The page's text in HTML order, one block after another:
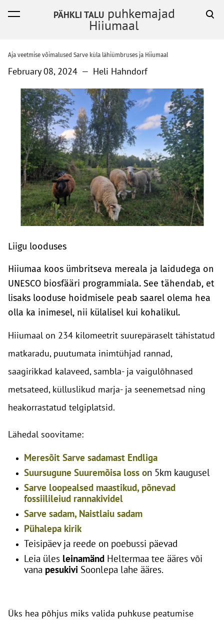
PÄHKLI TALUpuhkemajad
Hiiumaal
was added to the cart. View cart
Aja veetmise võimalused Sarve küla lähiümbruses ja Hiiumaal
February 08, 2024 — Heli Hahndorf
Liigu looduses
Hiiumaa koos ümbritseva mereala ja laidudega on
UNESCO biosfääri programmiala. See tähendab, et
lisaks looduse hoidmisele peab saarel olema hea
olla ka inimesel, nii külalisel kui kohalikul.
Hiiumaal on 234 kilomeetrit suurepäraselt tähistatud
matkaradu, puutumata inimtühjad rannad,
saagirikkad kalaveed, sambla- ja vaigulõhnased
metsateed, külluslikud marja- ja seenemetsad ning
heakorrastatud telgiplatsid.
Lähedal soovitame:
Meresõit Sarve sadamast Endliga
Suursugune Suuremõisa loss on 5km kaugusel
Sarve loopealsed maastikud, põnevad
fossiilileiud rannakividel
Sarve sadam, Naistlaiu sadam
Pühalepa kirik
Teisipäev ja reede on poebussi päevad
Leia üles leinamänd Heltermaa tee ääres või
vana pesukivi Soonlepa lahe ääres.
Üks hea põhjus miks valida puhkuse peatumise